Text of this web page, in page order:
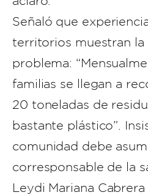
Señaló que
territorios muestran la
problema:
familias se llegan a
20 toneladas de
bastante plástico”.
comunidad debe
corresponsable de la
Leydi Mariana